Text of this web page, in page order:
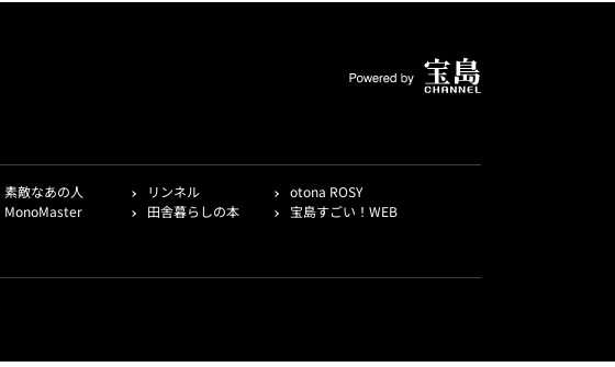
素敵なあの人 リンネル
otona ROSY
MonoMaster 田舎暮らしの本
宝島すごい！WEB